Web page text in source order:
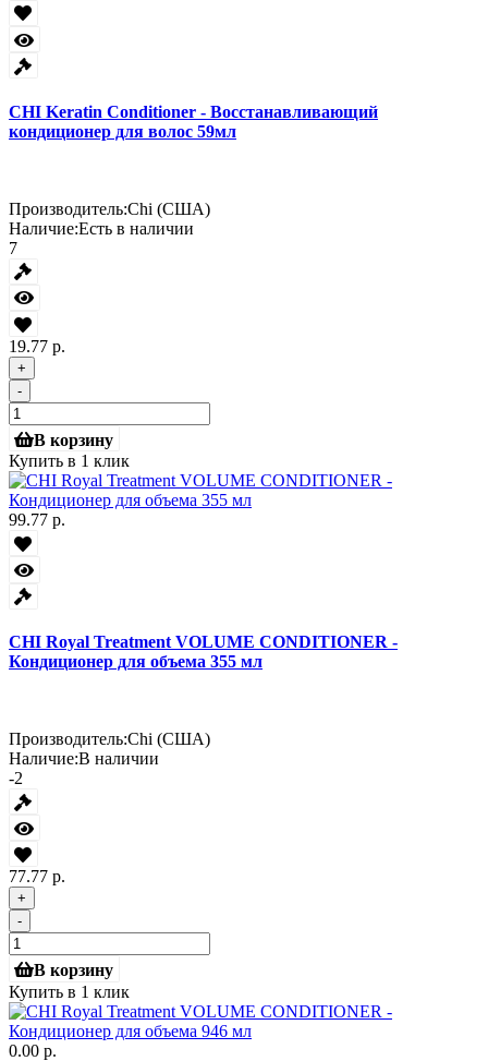
CHI Keratin Conditioner - Восстанавливающий
кондиционер для волос 59мл
Производитель:Chi (США)
Наличие:Есть в наличии
7
19.77 р.
+
-
В корзину
Купить в 1 клик
99.77 р.
CHI Royal Treatment VOLUME CONDITIONER -
Кондиционер для объема 355 мл
Производитель:Chi (США)
Наличие:В наличии
-2
77.77 р.
+
-
В корзину
Купить в 1 клик
0.00 р.